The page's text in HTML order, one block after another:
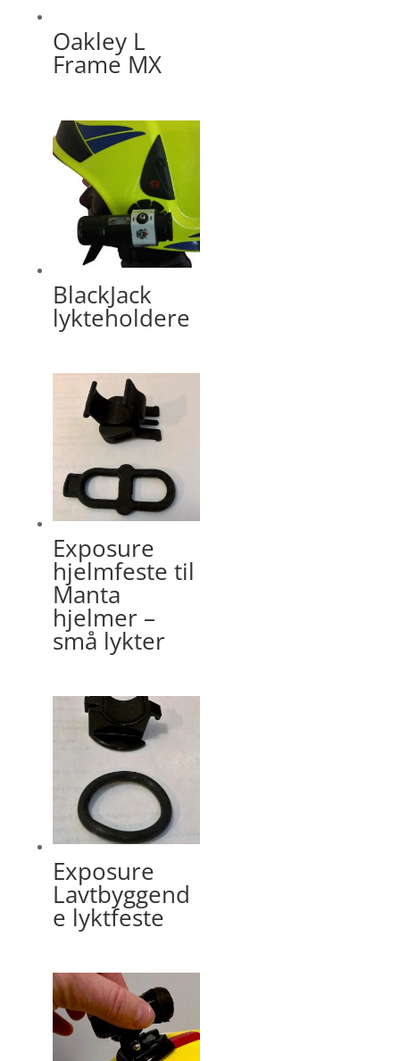
Oakley L
Frame MX
BlackJack
lykteholdere
Exposure
hjelmfeste til
Manta
hjelmer –
små lykter
Exposure
Lavtbyggend
e lyktfeste